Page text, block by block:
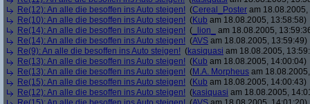
Re(12): An alle die besoffen ins Auto steigen! (Cereal_Poster am
Re(10): An alle die besoffen ins Auto steigen! (Kub am 18.08.2005, 13:58:58)
Re(14): An alle die besoffen ins Auto steigen! ( _lion_
am 18.08.2005,
Re(14): An alle die besoffen ins Auto steigen! (AVS am 18.08.2005, 13:59:49)
Re(9): An alle die besoffen ins Auto steigen! (kasiquasi am 18.08.2005,
Re(13): An alle die besoffen ins Auto steigen! (Kub am 18.08.2005, 14:00:04)
Re(13): An alle die besoffen ins Auto steigen! (M.A. Morpheus am
Re(15): An alle die besoffen ins Auto steigen! (Kub am 18.08.2005, 14:00:43)
Re(12): An alle die besoffen ins Auto steigen! (kasiquasi am 18.08.2005,